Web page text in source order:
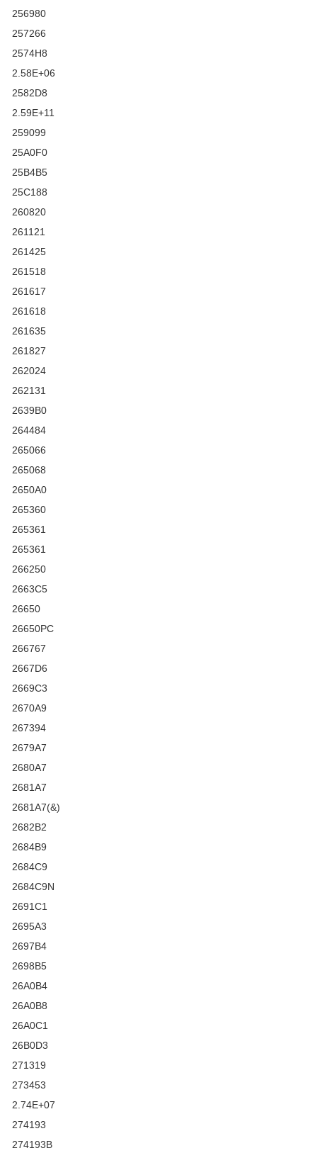
256980
257266
2574H8
2.58E+06
2582D8
2.59E+11
259099
25A0F0
25B4B5
25C188
260820
261121
261425
261518
261617
261618
261635
261827
262024
262131
2639B0
264484
265066
265068
2650A0
265360
265361
265361
266250
2663C5
26650
26650PC
266767
2667D6
2669C3
2670A9
267394
2679A7
2680A7
2681A7
2681A7(&)
2682B2
2684B9
2684C9
2684C9N
2691C1
2695A3
2697B4
2698B5
26A0B4
26A0B8
26A0C1
26B0D3
271319
273453
2.74E+07
274193
274193B